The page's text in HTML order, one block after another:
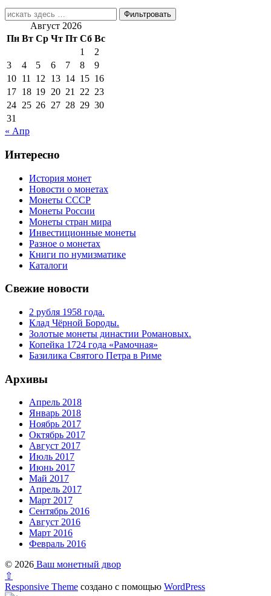
Найти:
Август 2026
Пн Вт Ср Чт Пт Сб Вс
1
2
3
4 5 6 7 8
9
10 11 12 13 14 15 16
17 18 19 20 21 22 23
24 25 26 27 28 29 30
31
« Апр
Интересно
История монет
Новости о монетах
Монеты СССР
Монеты России
Монеты стран мира
Инвестиционные монеты
Разное о монетах
Книги по нумизматике
Каталоги
Свежие новости
2 рубля 1958 года.
Клад Чёрной Бороды.
Золотые монеты династии Романовых.
Копейка 1724 года «Рамочная»
Базилика Святого Петра в Риме
Архивы
Апрель 2018
Январь 2018
Ноябрь 2017
Октябрь 2017
Август 2017
Июль 2017
Июнь 2017
Май 2017
Апрель 2017
Март 2017
Сентябрь 2016
Август 2016
Март 2016
Февраль 2016
© 2026 Ваш монетный двор
⇧
Responsive Theme создано с помощью WordPress